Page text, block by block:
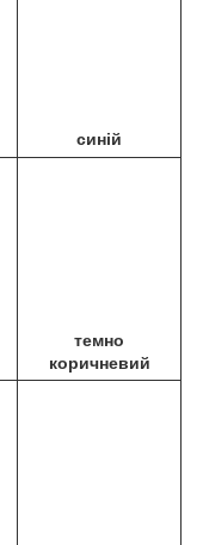
синій
темно
коричневий